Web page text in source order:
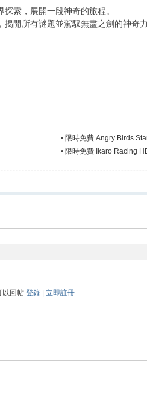
索，展開一段神奇的旅程。
開所有謎題並駕馭無盡之劍的神奇
• 限時免費 Angry Birds
• 限時免費 Ikaro Racing
以回帖 登錄| 立即註冊